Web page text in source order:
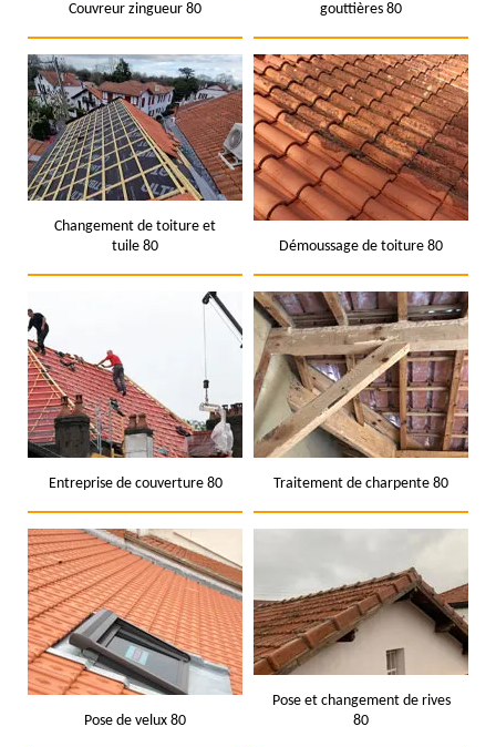
Couvreur zingueur 80
gouttières 80
Changement de toiture et
tuile 80
Démoussage de toiture 80
Entreprise de couverture 80 Traitement de charpente 80
Pose de velux 80
Pose et changement de rives
80